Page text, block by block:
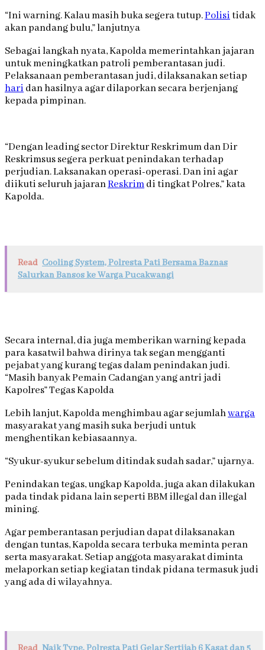
“Ini warning. Kalau masih buka segera tutup.Polisitidak
akan pandang bulu,” lanjutnya
Sebagai langkah nyata, Kapolda memerintahkan jajaran
untuk meningkatkan patroli pemberantasan judi.
Pelaksanaan pemberantasan judi, dilaksanakan setiap
haridan hasilnya agar dilaporkan secara berjenjang
kepada pimpinan.
“Dengan leading sector Direktur Reskrimum dan Dir
Reskrimsus segera perkuat penindakan terhadap
perjudian. Laksanakan operasi-operasi. Dan ini agar
diikuti seluruh jajaranReskrimdi tingkat Polres,” kata
Kapolda.
Read Cooling System, Polresta Pati Bersama Baznas
Salurkan Bansos ke Warga Pucakwangi
Secara internal, dia juga memberikan warning kepada
para kasatwil bahwa dirinya tak segan mengganti
pejabat yang kurang tegas dalam penindakan judi.
“Masih banyak Pemain Cadangan yang antri jadi
Kapolres” Tegas Kapolda
Lebih lanjut, Kapolda menghimbau agar sejumlahwarga
masyarakat yang masih suka berjudi untuk
menghentikan kebiasaannya.
“Syukur-syukur sebelum ditindak sudah sadar,” ujarnya.
Penindakan tegas, ungkap Kapolda, juga akan dilakukan
pada tindak pidana lain seperti BBM illegal dan illegal
mining.
Agar pemberantasan perjudian dapat dilaksanakan
dengan tuntas, Kapolda secara terbuka meminta peran
serta masyarakat. Setiap anggota masyarakat diminta
melaporkan setiap kegiatan tindak pidana termasuk judi
yang ada di wilayahnya.